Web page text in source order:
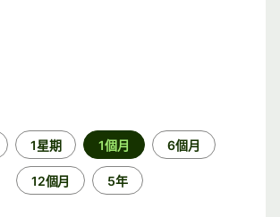
1星期 1個月 6個月
12個月 5年